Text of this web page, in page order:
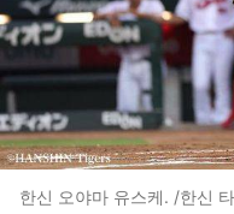
한신 오야마 유스케. /한신